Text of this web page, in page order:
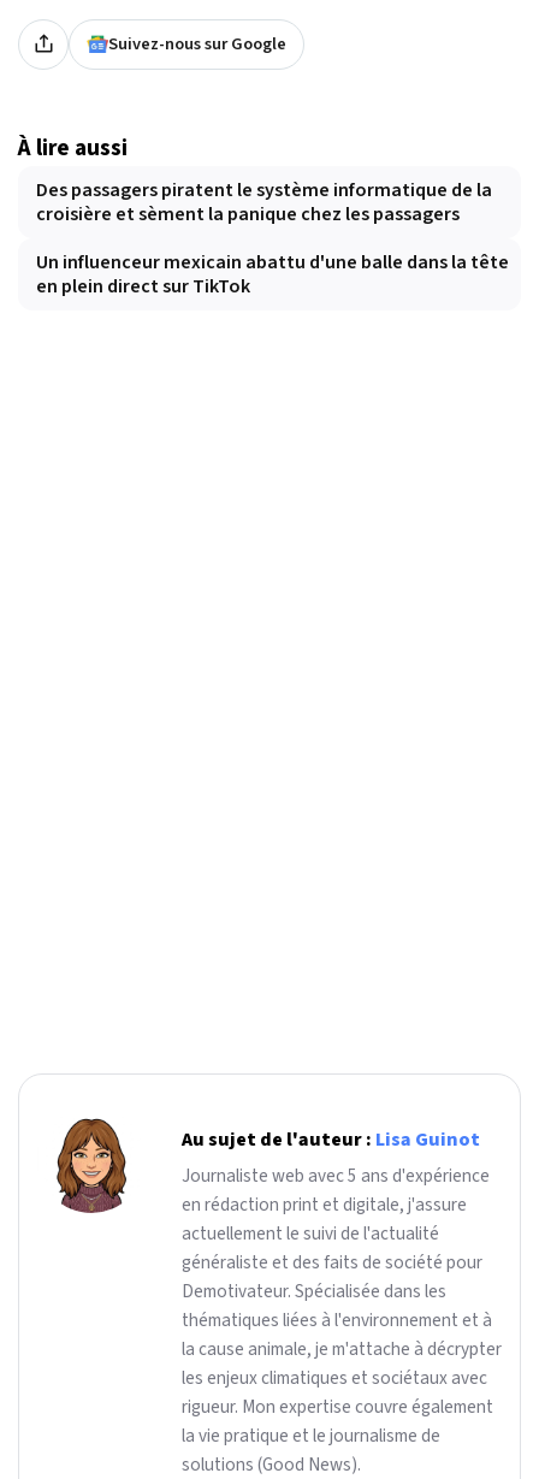
Suivez-nous sur Google
À lire aussi
Des passagers piratent le système informatique de la
croisière et sèment la panique chez les passagers
Un influenceur mexicain abattu d'une balle dans la tête
en plein direct sur TikTok
Au sujet de l'auteur : Lisa Guinot
Journaliste web avec 5 ans d'expérience
en rédaction print et digitale, j'assure
actuellement le suivi de l'actualité
généraliste et des faits de société pour
Demotivateur. Spécialisée dans les
thématiques liées à l'environnement et à
la cause animale, je m'attache à décrypter
les enjeux climatiques et sociétaux avec
rigueur. Mon expertise couvre également
la vie pratique et le journalisme de
solutions (Good News).